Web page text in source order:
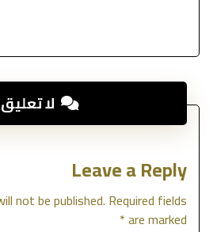
لا تعليق
Leave a Reply
not be published. Required fields
are marked
*